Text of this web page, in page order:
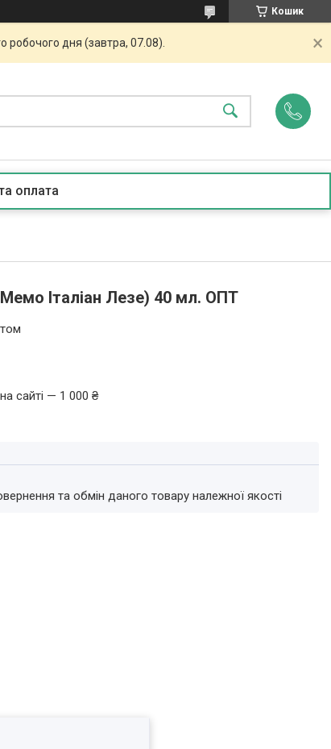
Кошик
робочого дня (завтра, 07.08).
оплата
Італіан Лезе) 40 мл. ОПТ
сайті — 1 000 ₴
та обмін даного товару належної якості